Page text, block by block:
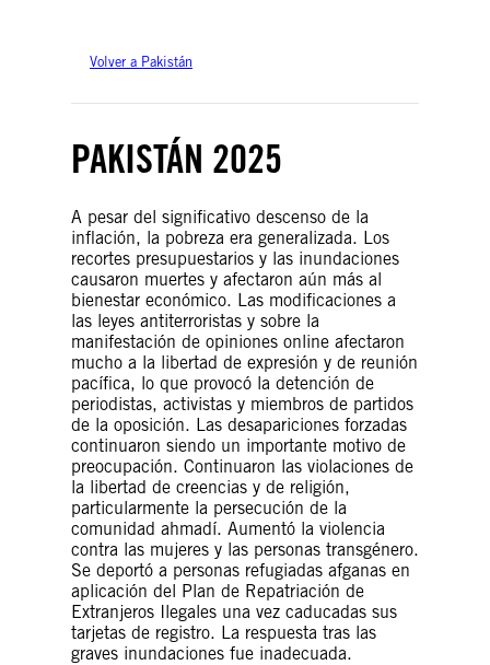
Volver a Pakistán
PAKISTÁN 2025
A pesar del significativo descenso de la
inflación, la pobreza era generalizada. Los
recortes presupuestarios y las inundaciones
causaron muertes y afectaron aún más al
bienestar económico. Las modificaciones a
las leyes antiterroristas y sobre la
manifestación de opiniones online afectaron
mucho a la libertad de expresión y de reunión
pacífica, lo que provocó la detención de
periodistas, activistas y miembros de partidos
de la oposición. Las desapariciones forzadas
continuaron siendo un importante motivo de
preocupación. Continuaron las violaciones de
la libertad de creencias y de religión,
particularmente la persecución de la
comunidad ahmadí. Aumentó la violencia
contra las mujeres y las personas transgénero.
Se deportó a personas refugiadas afganas en
aplicación del Plan de Repatriación de
Extranjeros Ilegales una vez caducadas sus
tarjetas de registro. La respuesta tras las
graves inundaciones fue inadecuada.